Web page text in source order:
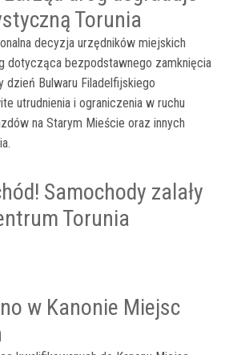
Torunia
decyzja urzędników miejskich
dotycząca bezpodstawnego zamknięcia
dzień Bulwaru Filadelfijskiego
utrudnienia i ograniczenia w ruchu
na Starym Mieście oraz innych
Samochody zalały
Torunia
w Kanonie Miejsc